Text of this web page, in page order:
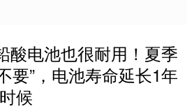
酸电池也很耐用！夏季
要”，电池寿命延长1年
候